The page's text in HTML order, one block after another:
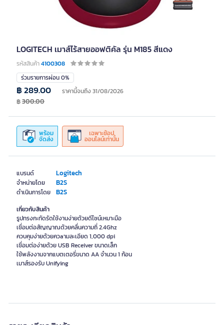
LOGITECH เมาส์ไร้สายออฟติคัล รุ่น M185 สีแดง
รหัสสินค้า4100308
แบรนด์ Logitech
จำหน่ายโดย B2S
ดำเนินการโดย B2S
ร่วมรายการผ่อน 0%
พร้อม
จัดส่ง
เฉพาะช้อป
ออนไลน์เท่านั้น
฿ 289.00 ราคานี้จนถึง 31/08/2026
฿300.00
เกี่ยวกับสินค้า
รูปทรงกะทัดรัดใช้งานง่ายด้วยดีไซน์เหมาะมือ
เชื่อมต่อสัญญาณด้วยคลื่นความถี่ 2.4Ghz
ควบคุมง่ายด้วยควaามละเอียด 1,000 dpi
เชื่อมต่อง่ายด้วย USB Receiver ขนาดเล็ก
ใช้พลังงานจากแบตเตอรี่ขนาด AA จำนวน 1 ก้อน
เมาส์รองรับ Unifying